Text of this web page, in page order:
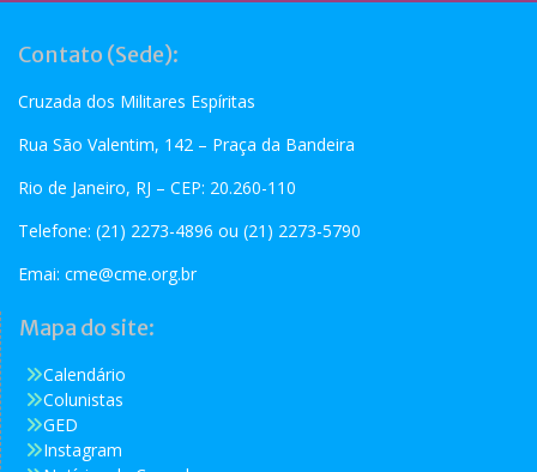
Contato (Sede):
Cruzada dos Militares Espíritas
Rua São Valentim, 142 – Praça da Bandeira
Rio de Janeiro, RJ – CEP: 20.260-110
Telefone: (21) 2273-4896 ou (21) 2273-5790
Emai: cme@cme.org.br
Mapa do site:
Calendário
Colunistas
GED
Instagram